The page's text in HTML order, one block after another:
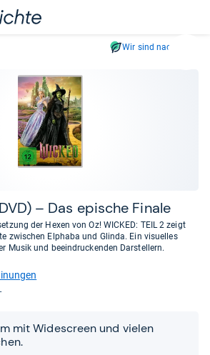
und
lassen
Wir sind nachhaltig
– Das epi­sche Finale
der Hexen von Oz! WICKED: TEIL 2 zeigt
zwischen Elphaba und Glinda. Ein visuelles
Musik und beeindruckenden Darstellern.
mit Widescreen und vielen